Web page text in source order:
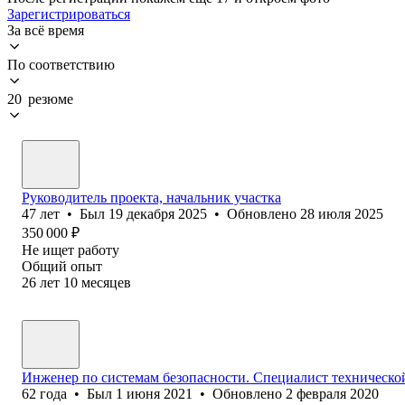
Зарегистрироваться
За всё время
По соответствию
20 резюме
Руководитель проекта, начальник участка
47 лет • Был 19 декабря 2025 • Обновлено 28 июля 2025
350 000 ₽
Не ищет работу
Общий опыт
26 лет 10 месяцев
Инженер по системам безопасности. Специалист
62 года • Был 1 июня 2021 • Обновлено 2 февраля 2020